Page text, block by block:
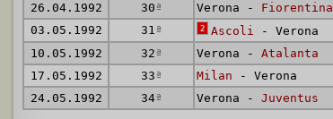
26.04.1992
30 ª Verona - Fiorentina
03.05.1992
31 ª 2 Ascoli - Verona
10.05.1992
32 ª Verona - Atalanta
17.05.1992
33 ª Milan - Verona
24.05.1992
34ª Verona - Juventus